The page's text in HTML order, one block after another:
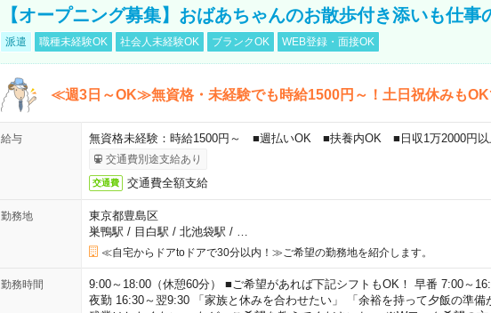
【オープニング募集】おばあちゃんのお散歩付き添いも仕事
派遣 職種未経験OK 社会人未経験OK ブランクOK WEB登録・面接OK
≪週3日～OK≫無資格・未経験でも時給1500円～！土日祝休みもOK
給与 無資格未経験：時給1500円～ ■週払いOK ■扶養内OK ■日収1万2000円以
交通費別途支給あり
交通費 交通費全額支給
勤務地
東京都豊島区
巣鴨駅 / 目白駅 / 北池袋駅 /
≪自宅からドアtoドアで30分以内！≫ご希望の勤務地を紹介します。
勤務時間
9:00～18:00（休憩60分） ■ご希望があれば下記シフトもOK！ 早番 7:00～
夜勤 16:30～翌9:30 「家族と休みを合わせたい」 「余裕を持って夕飯の準備